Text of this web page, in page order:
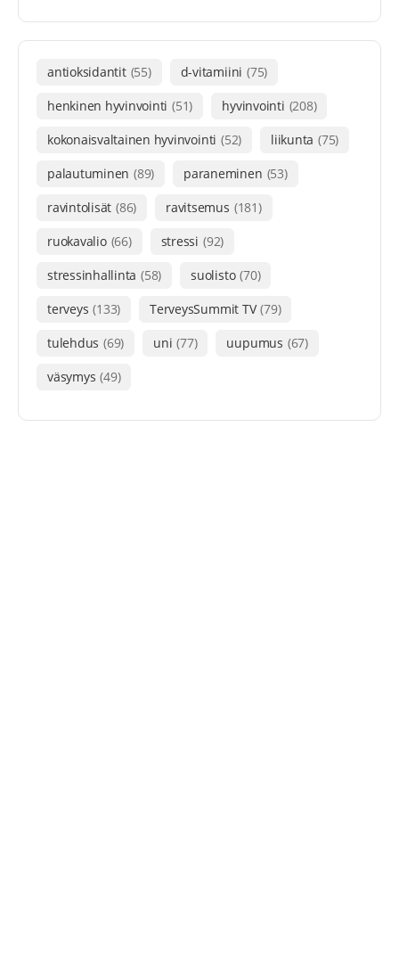
antioksidantit (55) d-vitamiini (75)
henkinen hyvinvointi (51) hyvinvointi (208)
kokonaisvaltainen hyvinvointi (52) liikunta (75)
palautuminen (89) paraneminen (53)
ravintolisät (86) ravitsemus (181)
ruokavalio (66) stressi (92)
stressinhallinta (58) suolisto (70)
terveys (133) TerveysSummit TV (79)
tulehdus (69) uni (77) uupumus (67)
väsymys (49)